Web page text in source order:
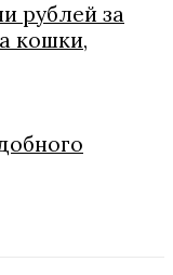
рублей за
кошки,